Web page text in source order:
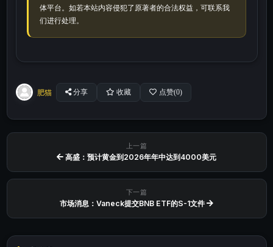
体平台。如若本站内容侵犯了原著者的合法权益，可联系我
们进行处理。
肥猫 分享 收藏 点赞(0)
上一篇
高盛：预计黄金到2026年年中达到4000美元
下一篇
市场消息：Vaneck提交BNB ETF的S-1文件